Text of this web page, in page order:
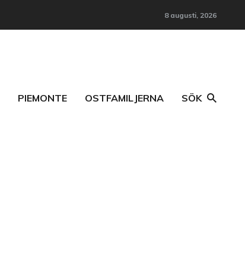
8 augusti, 2026
PIEMONTE OSTFAMILJERNA SÖK